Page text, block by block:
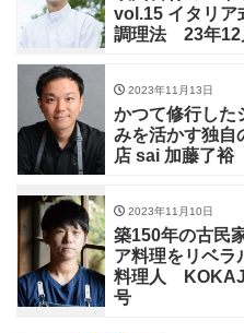
vol.15 イタリア
調理法 23年12
2023年11月13日
かつて修行した
みを活かす独
店 sai 加藤了
2023年11月10日
築150年の古民
ア料理をリベラ
料理人
号